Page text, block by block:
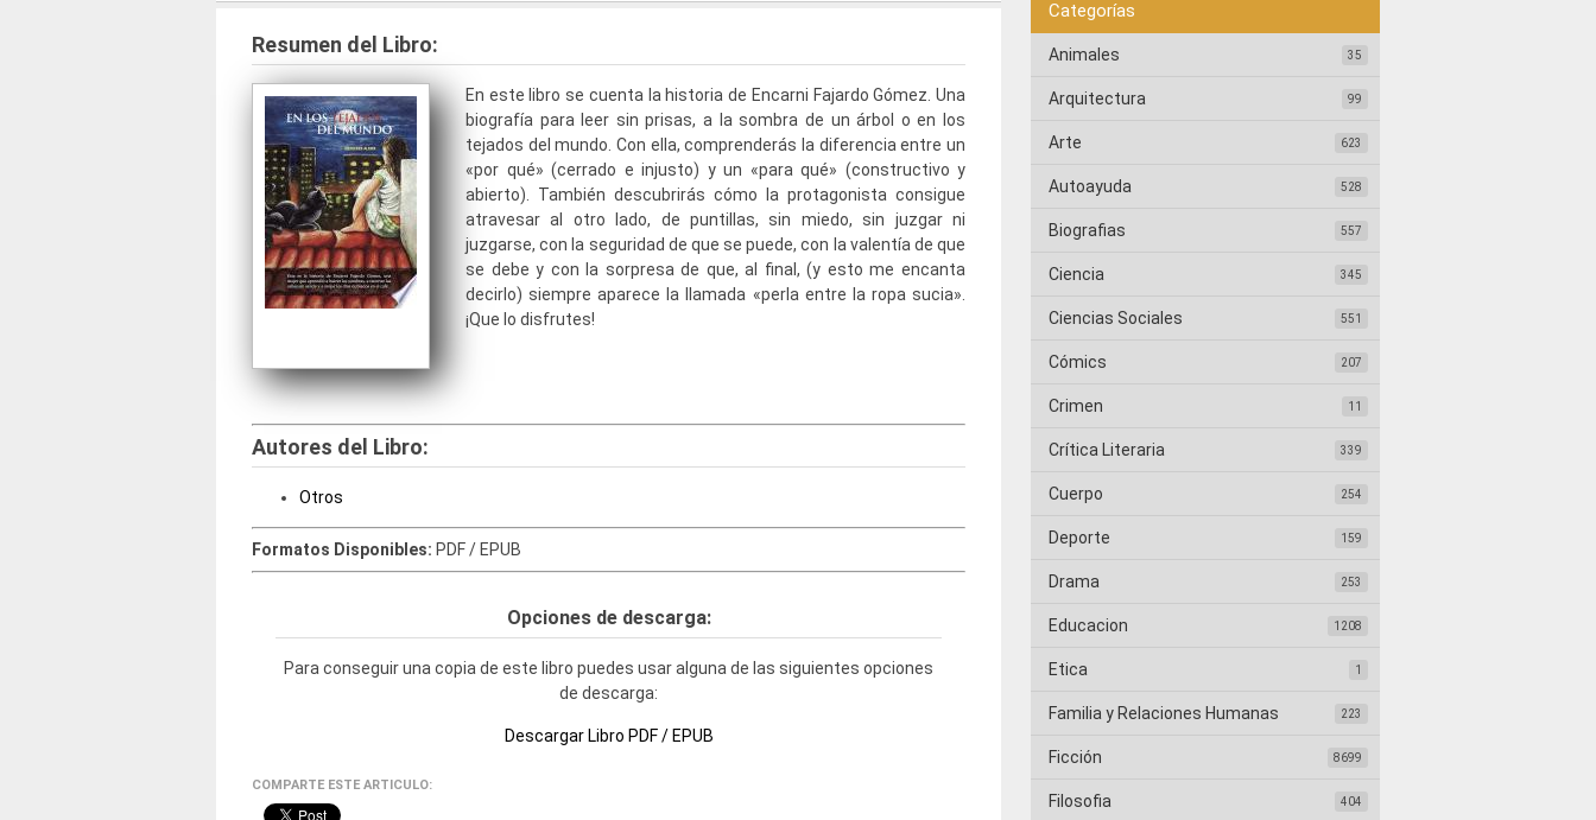
Resumen del Libro:
En este libro se cuenta la historia de Encarni Fajardo Gómez. Una
biografía para leer sin prisas, a la sombra de un árbol o en los
tejados del mundo. Con ella, comprenderás la diferencia entre un
«por qué» (cerrado e injusto) y un «para qué» (constructivo y
abierto). También descubrirás cómo la protagonista consigue
atravesar al otro lado, de puntillas, sin miedo, sin juzgar ni
juzgarse, con la seguridad de que se puede, con la valentía de que
se debe y con la sorpresa de que, al final, (y esto me encanta
decirlo) siempre aparece la llamada «perla entre la ropa sucia».
¡Que lo disfrutes!
Autores del Libro:
Otros
Formatos Disponibles: PDF / EPUB
Opciones de descarga:
Para conseguir una copia de este libro puedes usar alguna de las siguientes opciones
de descarga:
Descargar Libro PDF / EPUB
COMPARTE ESTE ARTICULO:
Categorías
Animales 35
Arquitectura 99
Arte 623
Autoayuda 528
Biografias 557
Ciencia 345
Ciencias Sociales 551
Cómics 207
Crimen 11
Crítica Literaria 339
Cuerpo 254
Deporte 159
Drama 253
Educacion 1208
Etica 1
Familia y Relaciones Humanas 223
Ficción 8699
Filosofia 404